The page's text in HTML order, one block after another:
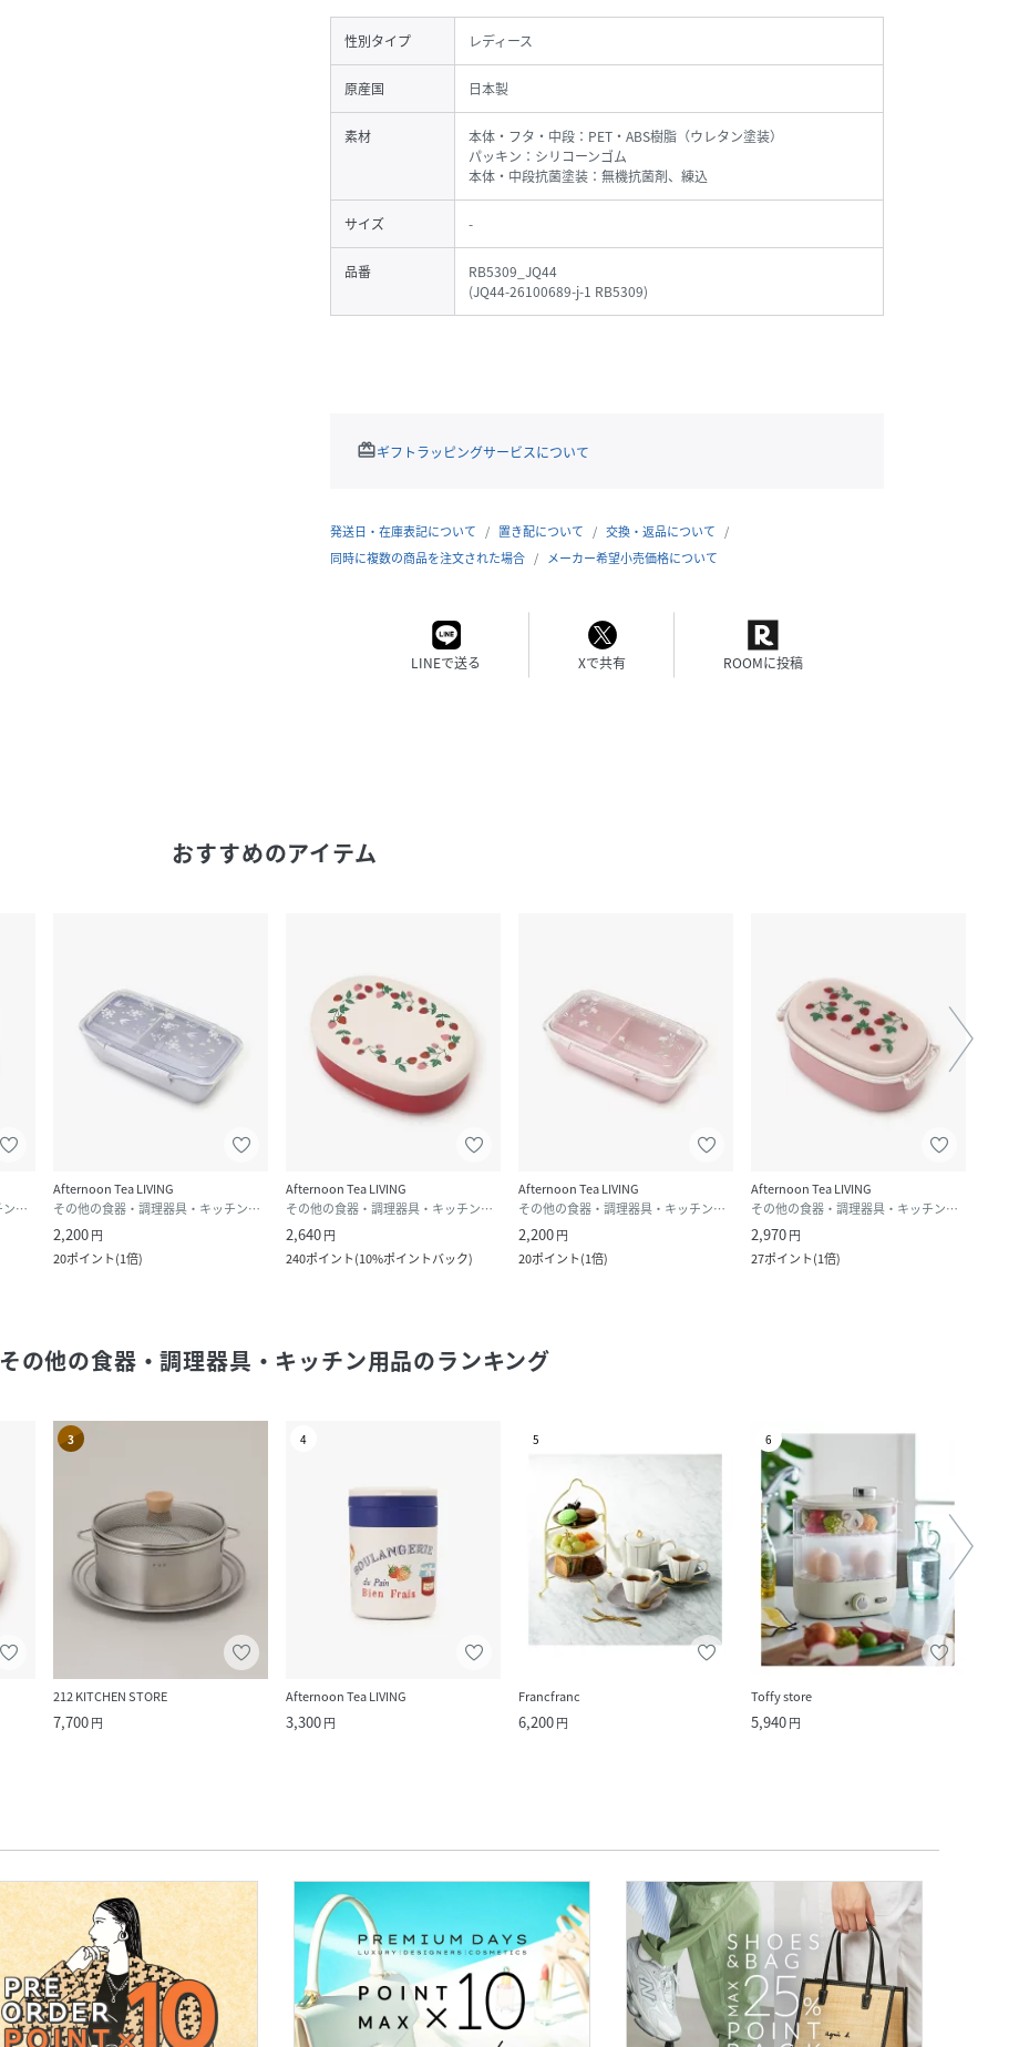
性別タイプ レディース
原産国 日本製
素材
本体・フタ・中段：PET・ABS樹脂（ウレタン塗装）
パッキン：シリコーンゴム
本体・中段抗菌塗装：無機抗菌剤、練込
サイズ -
品番
RB5309_JQ44
(JQ44-26100689-j-1 RB5309)
redeemギフトラッピングサービスについて
発送日・在庫表記について 置き配について
交換・返品について
同時に複数の商品を注文された場合
メーカー希望小売価格について
LINEで送る Xで共有 ROOMに投稿
おすすめのアイテム
その他の食器・調理器具・キッチン用品
Afternoon Tea LIVING
その他の食器・調理器具・キッチン用品
2,200円
20ポイント(1倍)
Afternoon Tea LIVING
その他の食器・調理器具・キッチン用品
2,640円
240ポイント(10%ポイントバック)
Afternoon Tea LIVING
その他の食器・調理器具・キッチン用品
2,200円
20ポイント(1倍)
Afternoon Tea LIVING
その他の食器・調理器具・キッチン用品
2,970円
27ポイント(1倍)
その他の食器・調理器具・キッチン用品のランキング
3
212 KITCHEN STORE
7,700円
4
Afternoon Tea LIVING
3,300円
5
Francfranc
6,200円
6
Toffy store
5,940円